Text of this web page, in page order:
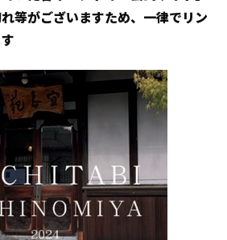
等がございますため、一律でリン